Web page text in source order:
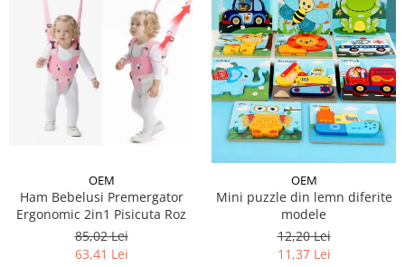
OEM
Ham Bebelusi Premergator
Ergonomic 2in1 Pisicuta Roz
85,02 Lei
63,41 Lei
OEM
Mini puzzle din lemn diferite
modele
12,20 Lei
11,37 Lei